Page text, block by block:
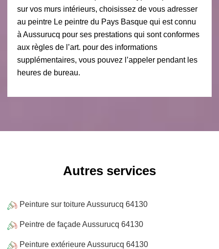
sur vos murs intérieurs, choisissez de vous adresser
au peintre Le peintre du Pays Basque qui est connu
à Aussurucq pour ses prestations qui sont conformes
aux règles de l’art. pour des informations
supplémentaires, vous pouvez l’appeler pendant les
heures de bureau.
Autres services
Peinture sur toiture Aussurucq 64130
Peintre de façade Aussurucq 64130
Peinture extérieure Aussurucq 64130